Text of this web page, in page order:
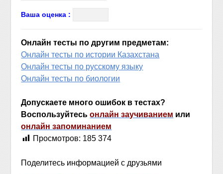
Ваша оценка :
Онлайн тесты по другим предметам:
Онлайн тесты по истории Казахстана
Онлайн тесты по русскому языку
Онлайн тесты по биологии
Допускаете много ошибок в тестах?
Воспользуйтесьонлайн заучиванием или
онлайн запоминанием
Просмотров: 185 374
Поделитесь информацией с друзьями